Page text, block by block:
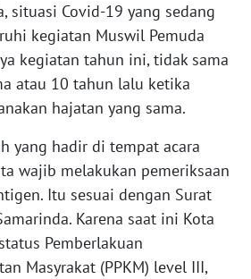
situasi Covid-19 yang sedang
kegiatan Muswil Pemuda
kegiatan tahun ini, tidak sama
atau 10 tahun lalu ketika
hajatan yang sama.
yang hadir di tempat acara
wajib melakukan pemeriksaan
Itu sesuai dengan Surat
Karena saat ini Kota
Pemberlakuan
Masyrakat (PPKM) level III,